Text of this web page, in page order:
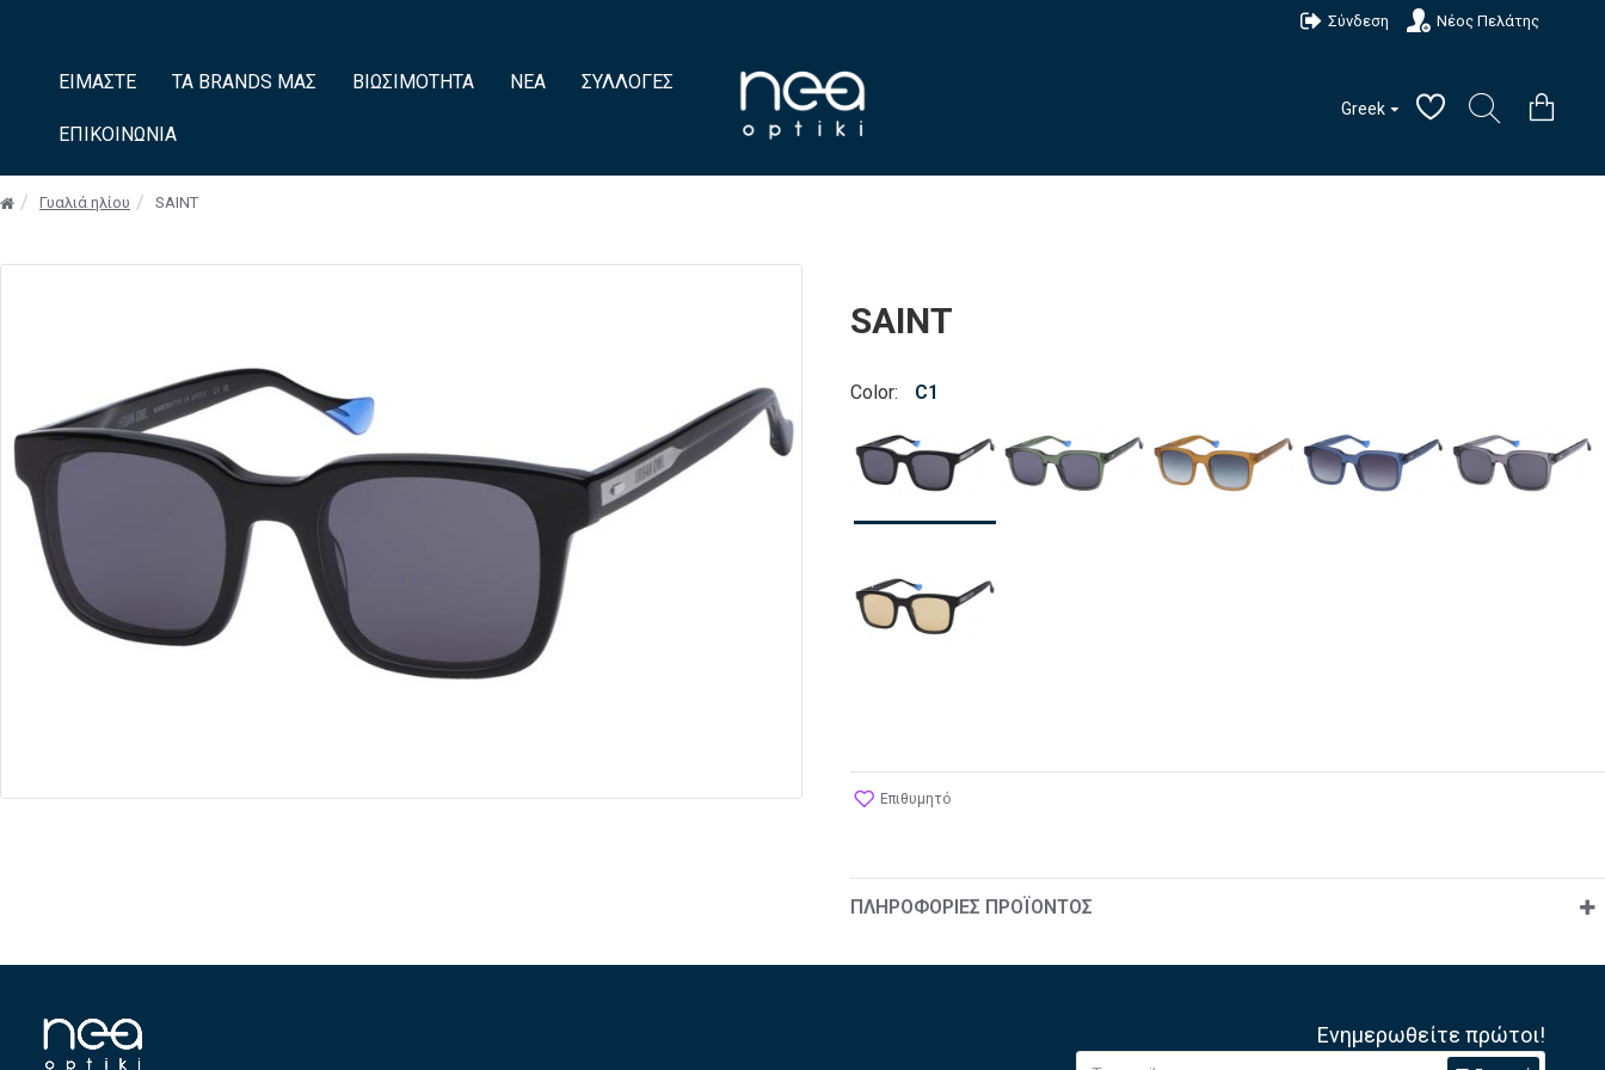
Σύνδεση Νέος Πελάτης
ΕΊΜΑΣΤΕ ΤΑ BRANDS ΜΑΣ ΒΙΩΣΙΜΌΤΗΤΑ ΝΈΑ ΣΥΛΛΟΓΈΣ
ΕΠΙΚΟΙΝΩΝΊΑ
Greek
Γυαλιά ηλίου SAINT
SAINT
Color: C1
Επιθυμητό
ΠΛΗΡΟΦΟΡΊΕΣ ΠΡΟΪΌΝΤΟΣ
Ενημερωθείτε πρώτοι!